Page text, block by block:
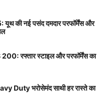
की नई पसंद दमदार परफॉर्मेंस और
रफ्तार स्टाइल और परफॉर्मेंस का
Duty भरोसेमंद साथी हर रास्ते का